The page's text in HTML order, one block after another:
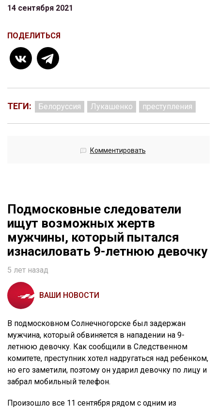
14 сентября 2021
ПОДЕЛИТЬСЯ
ТЕГИ: Белоруссия Лукашенко преступления
Комментировать
Подмосковные следователи
ищут возможных жертв
мужчины, который пытался
изнасиловать 9-летнюю девочку
5 лет назад
ВАШИ НОВОСТИ
В подмосковном Солнечногорске был задержан
мужчина, который обвиняется в нападении на 9-
летнюю девочку. Как сообщили в Следственном
комитете, преступник хотел надругаться над ребенком,
но его заметили, поэтому он ударил девочку по лицу и
забрал мобильный телефон.
Произошло все 11 сентября рядом с одним из